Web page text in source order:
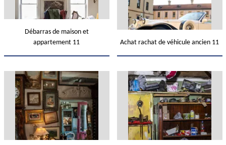
Débarras de maison et
appartement 11
Achat rachat de véhicule ancien 11